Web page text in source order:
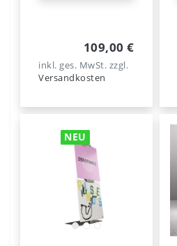
109,00 €
inkl. ges. MwSt. zzgl.
Versandkosten
NEU